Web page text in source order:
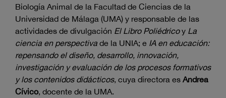
Biología Animal de la Facultad de Ciencias de la
Universidad de Málaga (UMA) y responsable de las
actividades de divulgación El Libro Poliédricoy La
ciencia en perspectiva de la UNIA; e IA en educación:
repensando el diseño, desarrollo, innovación,
investigación y evaluación de los procesos formativos
y los contenidos didácticos, cuya directora es Andrea
Cívico, docente de la UMA.